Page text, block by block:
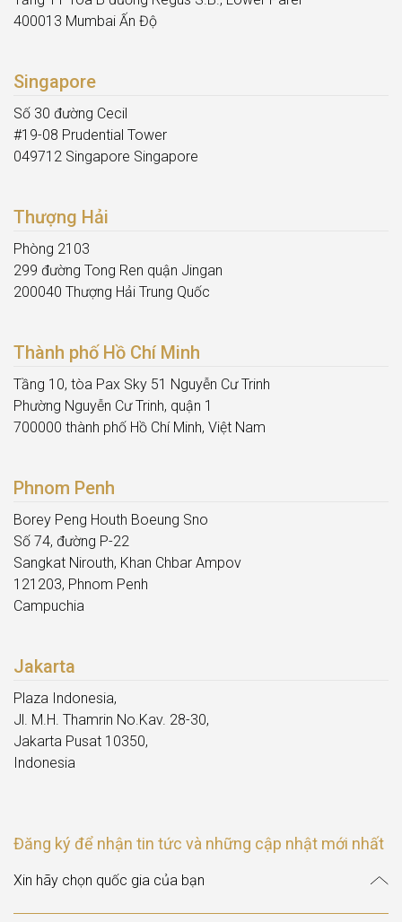
400013 Mumbai Ấn Độ
Singapore
Số 30 đường Cecil
#19-08 Prudential Tower
049712 Singapore Singapore
Thượng Hải
Phòng 2103
299 đường Tong Ren quận Jingan
200040 Thượng Hải Trung Quốc
Thành phố Hồ Chí Minh
Tầng 10, tòa Pax Sky 51 Nguyễn Cư Trinh
Phường Nguyễn Cư Trinh, quận 1
700000 thành phố Hồ Chí Minh, Việt Nam
Phnom Penh
Borey Peng Houth Boeung Sno
Số 74, đường P-22
Sangkat Nirouth, Khan Chbar Ampov
121203, Phnom Penh
Campuchia
Jakarta
Plaza Indonesia,
Jl. M.H. Thamrin No.Kav. 28-30,
Jakarta Pusat 10350,
Indonesia
Đăng ký để nhận tin tức và những cập nhật mới nhất